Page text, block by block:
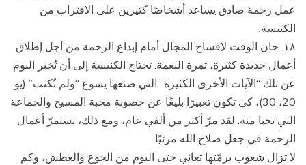
عمل رحمة صادق يساعد أشخاصًا كثيرين على الاقتراب من
الكنيسة.
١۸. حان الوقت لإفساح المجال أمام إبداع الرحمة من أجل إطلاق
أعمال جديدة كثيرة، ثمرة النعمة. تحتاج الكنيسة إلى أن تُخبر اليوم
عن تلك “الآيات الأخرى الكثيرة” التي صنعها يسوع “ولم تُكتب” (يو
20، 30)، كي تكون تعبيرًا بليغًا عن خصوبة محبة المسيح والجماعة
التي تحيا منه. لقد مرّ أكثر من ألفي عام، ومع ذلك، تستمرّ أعمال
الرحمة في جعل صلاح الله مرئيًا.
لا تزال شعوب برمّتها تعاني حتى اليوم من الجوع والعطش، وكم